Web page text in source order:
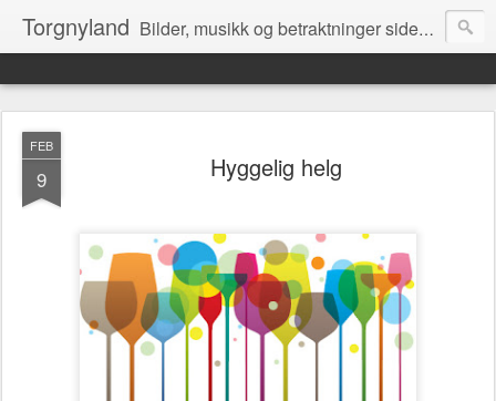
Torgnyland Bilder, musikk og betraktninger siden 2008
FEB
9 Hyggelig helg